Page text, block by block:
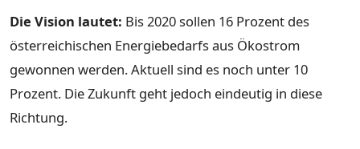
Die Vision lautet: Bis 2020 sollen 16 Prozent des
österreichischen Energiebedarfs aus Ökostrom
gewonnen werden. Aktuell sind es noch unter 10
Prozent. Die Zukunft geht jedoch eindeutig in diese
Richtung.